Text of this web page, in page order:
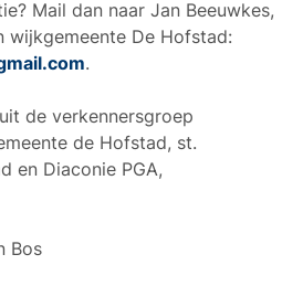
Mail dan naar Jan Beeuwkes,
wijkgemeente De Hofstad:
.
de verkennersgroep
de Hofstad, st.
en Diaconie PGA,
Bos